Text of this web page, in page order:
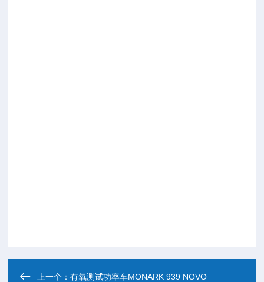
上一个：有氧测试功率车MONARK 939 NOVO